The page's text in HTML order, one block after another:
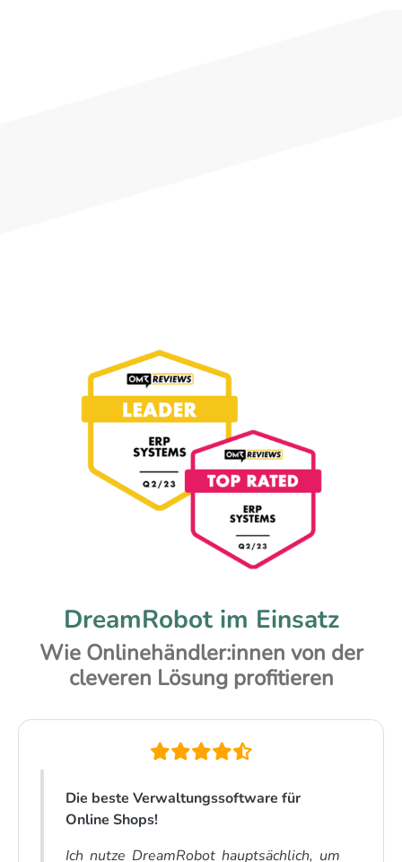
DreamRobot im Einsatz
Wie Onlinehändler:innen von der
cleveren Lösung profitieren
Die beste Verwaltungssoftware für
Online Shops!
Ich nutze DreamRobot hauptsächlich, um